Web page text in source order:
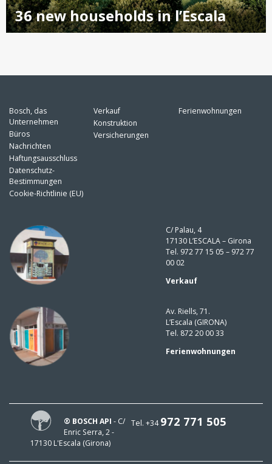
36 new households in l’Escala
Bosch, das
Unternehmen
Büros
Nachrichten
Haftungsausschluss
Datenschutz-
Bestimmungen
Cookie-Richtlinie (EU)
Verkauf
Konstruktion
Versicherungen
Ferienwohnungen
C/ Palau, 4
17130 L’ESCALA – Girona
Tel. 972 77 15 05 – 972 77
00 02
Verkauf
Av. Riells, 71.
L’Escala (GIRONA)
Tel. 872 20 00 33
Ferienwohnungen
Tel. +34972 771 505
® BOSCH API - C/
Enric Serra, 2 -
17130 L'Escala (Girona)